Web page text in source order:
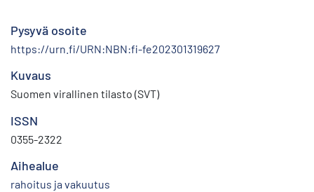
Pysyvä osoite
https://urn.fi/URN:NBN:fi-fe202301319627
Kuvaus
Suomen virallinen tilasto (SVT)
ISSN
0355-2322
Aihealue
rahoitus ja vakuutus